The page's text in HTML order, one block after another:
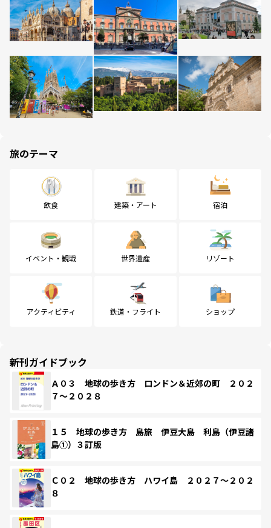
旅のテーマ
飲食 建築・アート 宿泊
イベント・観戦 世界遺産 リゾート
アクティビティ 鉄道・フライト ショップ
新刊ガイドブック
Ａ０３ 地球の歩き方 ロンドン＆近郊の町 ２０２
７～２０２８
１５ 地球の歩き方 島旅 伊豆大島 利島（伊豆諸
島①）３訂版
Ｃ０２ 地球の歩き方 ハワイ島 ２０２７～２０２
８